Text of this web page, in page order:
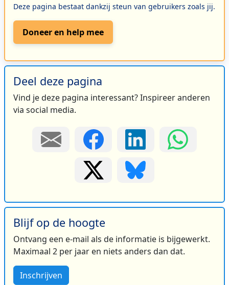
Deze pagina bestaat dankzij steun van gebruikers zoals jij.
Doneer en help mee
Deel deze pagina
Vind je deze pagina interessant? Inspireer anderen
via social media.
Blijf op de hoogte
Ontvang een e-mail als de informatie is bijgewerkt.
Maximaal 2 per jaar en niets anders dan dat.
Inschrijven